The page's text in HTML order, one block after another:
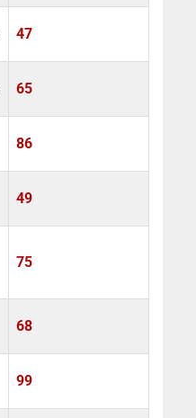
47
65
86
49
75
68
99